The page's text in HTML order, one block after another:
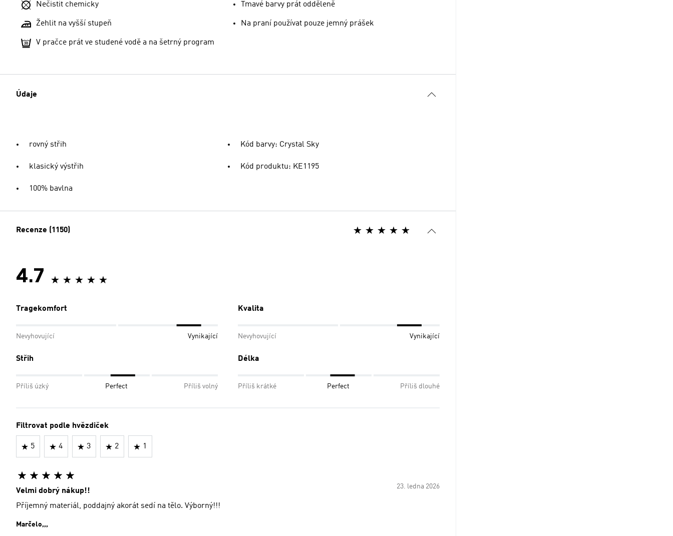
Nečistit chemicky
Žehlit na vyšší stupeň
V pračce prát ve studené vodě a na šetrný program
Tmavé barvy prát odděleně
Na praní používat pouze jemný prášek
Údaje
rovný střih
klasický výstřih
100% bavlna
Kód barvy: Crystal Sky
Kód produktu: KE1195
Recenze (1150)
4.7
Tragekomfort
Nevyhovující Vynikající
Kvalita
Nevyhovující Vynikající
Střih
Příliš úzký Perfect Příliš volný
Délka
Příliš krátké Perfect Příliš dlouhé
Filtrovat podle hvězdiček
5 4 3 2 1
23. ledna 2026
Velmi dobrý nákup!!
Příjemný materiál, poddajný akorát sedí na tělo. Výborný!!!
Marčelo,,,